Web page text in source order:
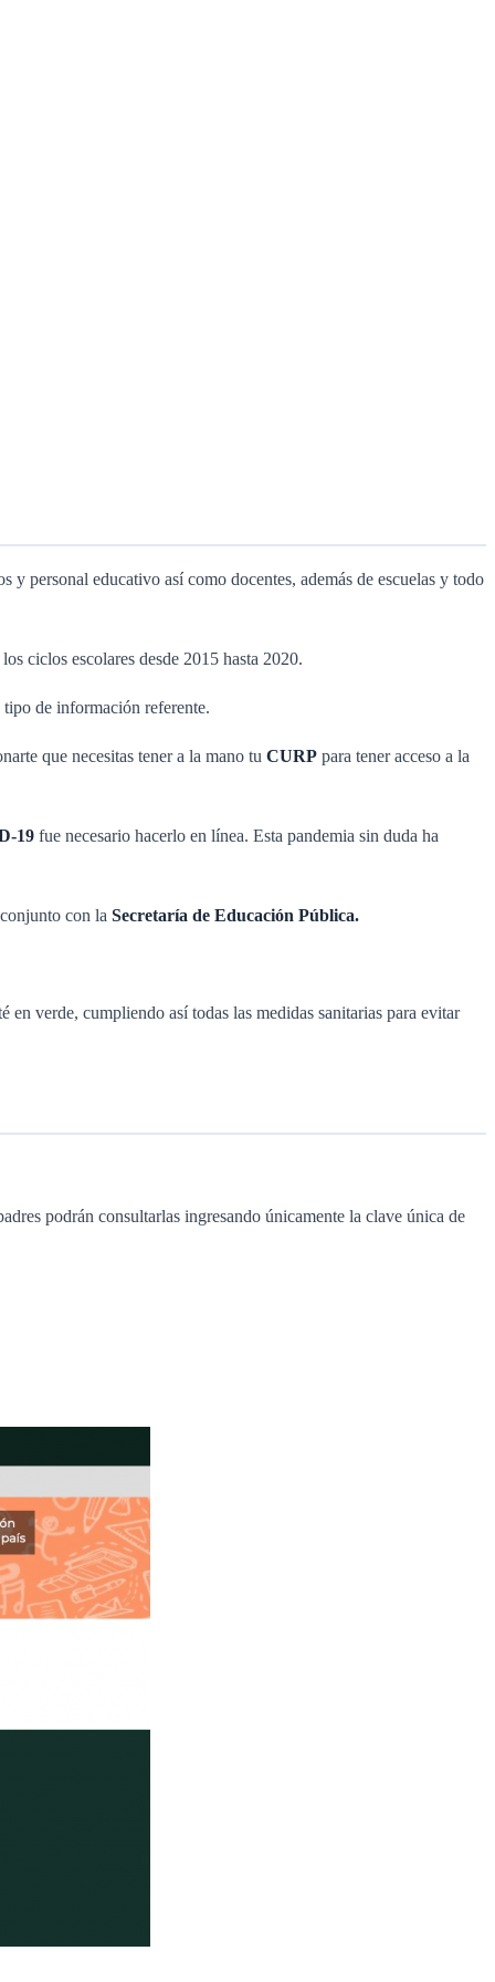
personal educativo así como docentes, además de escuelas y todo
ciclos escolares desde 2015 hasta 2020.
de información referente.
que necesitas tener a la mano tu CURP para tener acceso a la
19 fue necesario hacerlo en línea. Esta pandemia sin duda ha
con la Secretaría de Educación Pública.
verde, cumpliendo así todas las medidas sanitarias para evitar
podrán consultarlas ingresando únicamente la clave única de